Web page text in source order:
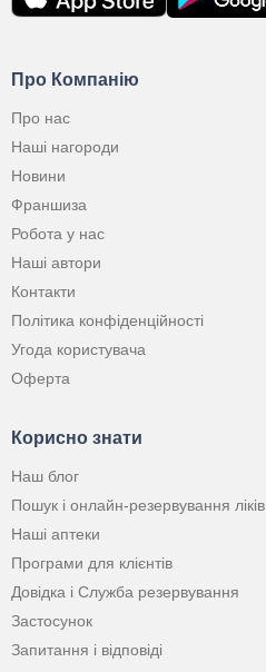
Про Компанію
Про нас
Наші нагороди
Новини
Франшиза
Робота у нас
Наші автори
Контакти
Політика конфіденційності
Угода користувача
Оферта
Корисно знати
Наш блог
Пошук і онлайн-резервування ліків
Наші аптеки
Програми для клієнтів
Довідка і Служба резервування
Застосунок
Запитання і відповіді